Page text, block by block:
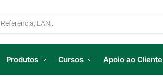
Produtos Cursos Apoio ao Cliente